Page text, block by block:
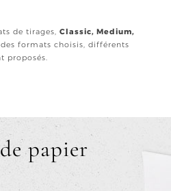
de tirages, Classic, Medium,
formats choisis, différents
proposés.
papier